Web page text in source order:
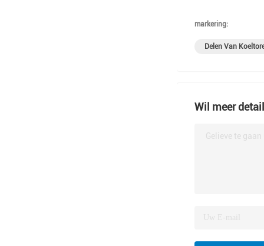
markering:
Delen Van
Wil meer
Gelieve te